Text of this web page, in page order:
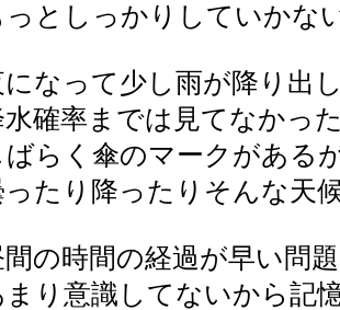
っとしっかりしていかな
になって少し雨が降り出
水確率までは見てなかっ
ばらく傘のマークがある
ったり降ったりそんな天
間の時間の経過が早い問題
まり意識してないから記